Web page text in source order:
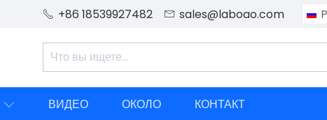
 +86 18539927482  sales@laboao.com
 ВИДЕО ОКОЛО КОНТАКТ